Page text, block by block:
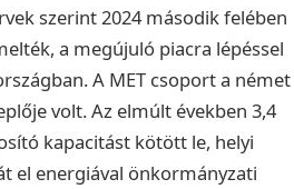
szerint 2024 második felében
a megújuló piacra lépéssel
A MET csoport a német
volt. Az elmúlt években 3,4
kapacitást kötött le, helyi
el energiával önkormányzati